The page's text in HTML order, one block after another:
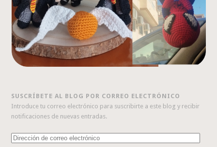
SUSCRÍBETE AL BLOG POR CORREO ELECTRÓNICO
Introduce tu correo electrónico para suscribirte a este blog y recibir
notificaciones de nuevas entradas.
Dirección